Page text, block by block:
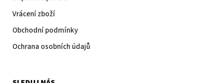
Vrácení zboží
Obchodní podmínky
Ochrana osobních údajů